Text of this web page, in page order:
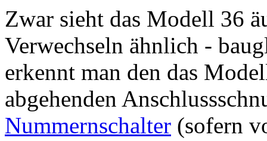
Zwar sieht das Modell 36
Verwechseln ähnlich -
erkennt man den das
abgehenden
Nummernschalter (sofern